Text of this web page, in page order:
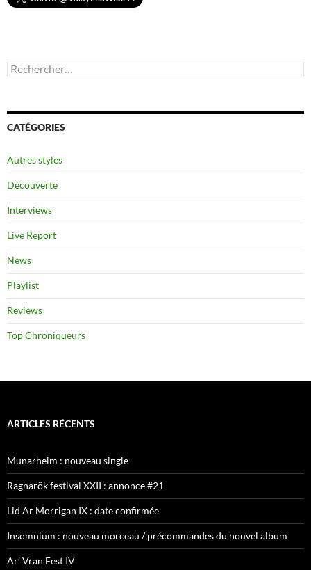
Rechercher :
CATÉGORIES
Autres styles
Découverte
Interviews
Live Report
News
Playlist
Reviews
Top Chroniqueurs
ARTICLES RÉCENTS
Munarheim : nouveau single
Ragnarök festival XXII : annonce #21
Lid Ar Morrigan IX : date confirmée
Insomnium : nouveau morceau / précommandes du nouvel album
Ar’ Vran Fest IV